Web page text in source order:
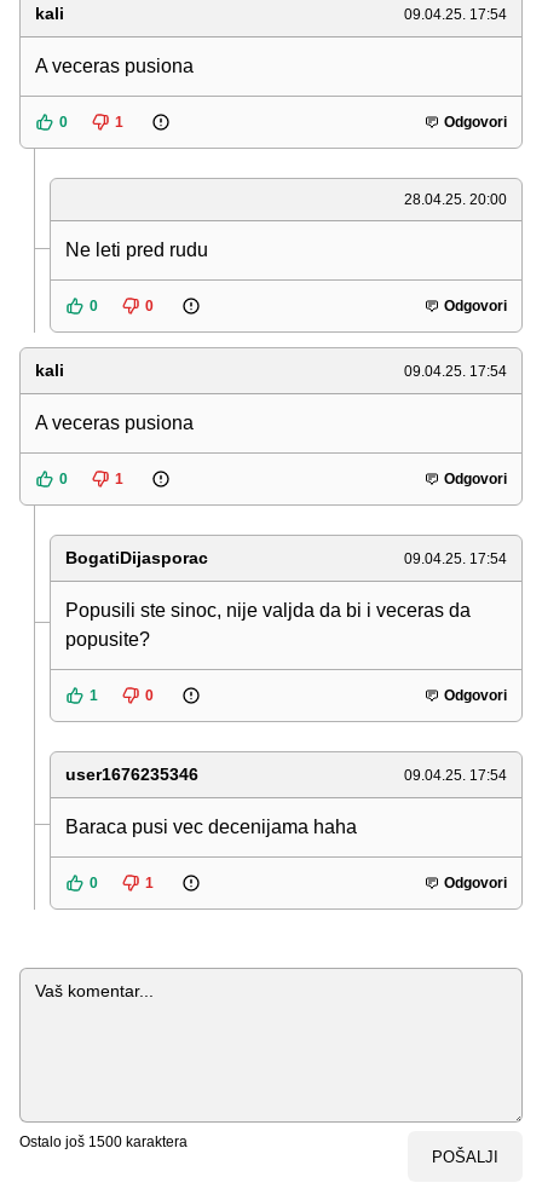
kali 09.04.25. 17:54
A veceras pusiona
0 1 Odgovori
28.04.25. 20:00
Ne leti pred rudu
0 0 Odgovori
kali 09.04.25. 17:54
A veceras pusiona
0 1 Odgovori
BogatiDijasporac 09.04.25. 17:54
Popusili ste sinoc, nije valjda da bi i veceras da
popusite?
1 0 Odgovori
user1676235346 09.04.25. 17:54
Baraca pusi vec decenijama haha
0 1 Odgovori
Komentar
Ostalo još 1500 karaktera
POŠALJI